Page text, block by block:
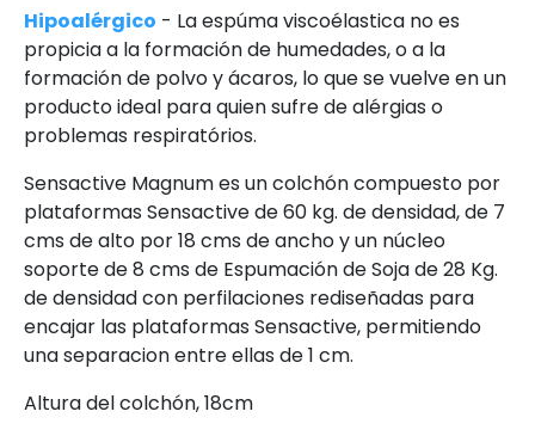
Hipoalérgico - La espúma viscoélastica no es
propicia a la formación de humedades, o a la
formación de polvo y ácaros, lo que se vuelve en un
producto ideal para quien sufre de alérgias o
problemas respiratórios.
Sensactive Magnum es un colchón compuesto por
plataformas Sensactive de 60 kg. de densidad, de 7
cms de alto por 18 cms de ancho y un núcleo
soporte de 8 cms de Espumación de Soja de 28 Kg.
de densidad con perfilaciones rediseñadas para
encajar las plataformas Sensactive, permitiendo
una separacion entre ellas de 1 cm.
Altura del colchón, 18cm